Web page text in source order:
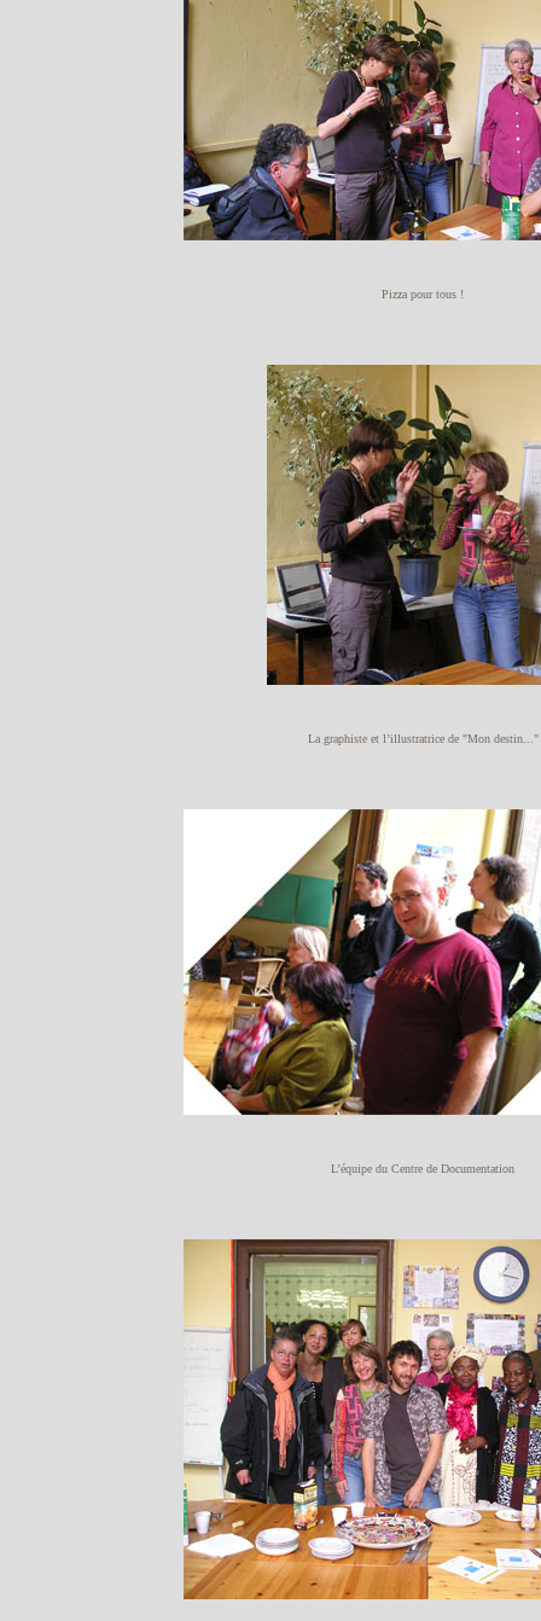
Pizza pour tous !
La graphiste et l’illustratrice de "Mon destin..."
L’équipe du Centre de Documentation